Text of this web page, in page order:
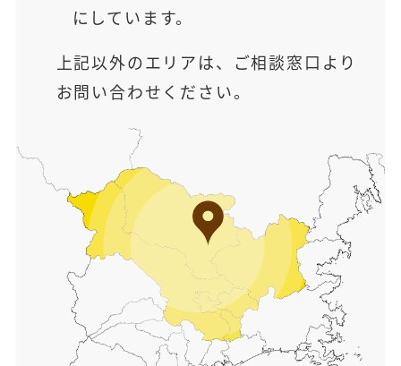
にしています。
上記以外のエリアは、ご相談窓口より
お問い合わせください。